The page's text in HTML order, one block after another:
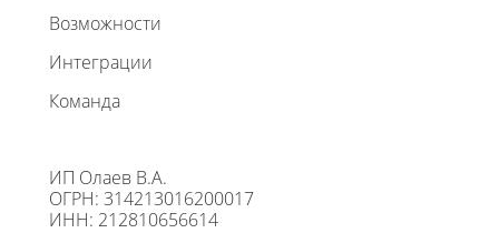
Возможности
Интеграции
Команда
ИП Олаев В.А.
ОГРН: 314213016200017
ИНН: 212810656614